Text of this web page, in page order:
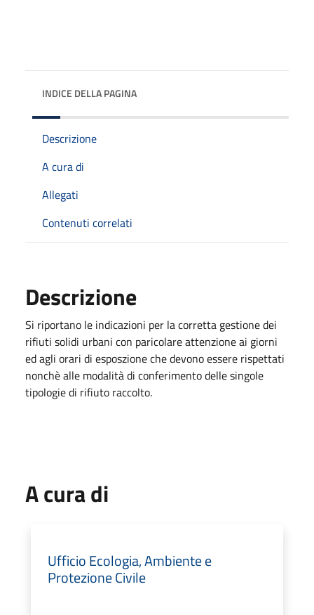
INDICE DELLA PAGINA
Descrizione
A cura di
Allegati
Contenuti correlati
Descrizione
Si riportano le indicazioni per la corretta gestione dei
rifiuti solidi urbani con paricolare attenzione ai giorni
ed agli orari di esposzione che devono essere rispettati
nonchè alle modalità di conferimento delle singole
tipologie di rifiuto raccolto.
A cura di
Ufficio Ecologia, Ambiente e
Protezione Civile